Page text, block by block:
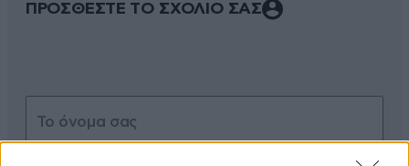
ΠΡΟΣΘΕΣΤΕ ΤΟ ΣΧΟΛΙΟ ΣΑΣ